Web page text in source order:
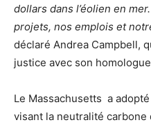
dollars dans l’éolien en
projets, nos emplois et
déclaré Andrea Campbell,
justice avec son
Le Massachusetts a
visant la neutralité carbone